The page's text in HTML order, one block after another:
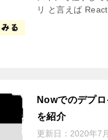
リ と言えば
Nowでのデプ
を紹介
更新日： 2020年7